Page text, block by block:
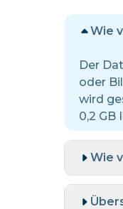
Wie
Der
oder
wird
0,2 GB
Wie